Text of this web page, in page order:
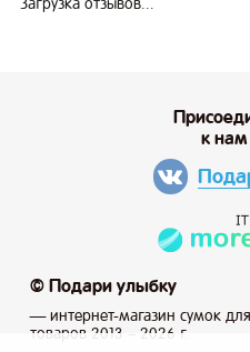
© Подари улыбку
— интернет-магазин сумок
товаров 2013 – 2026 г.
к нам